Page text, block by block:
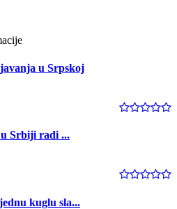
u Srpskoj
u Srbiji radi ...
kuglu sla...